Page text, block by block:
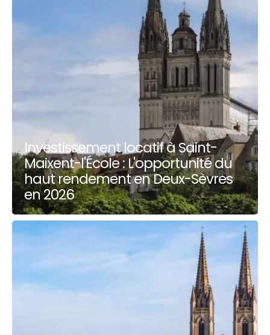
Investissement locatif à Saint-
Maixent-l'École : L'opportunité du
haut rendement en Deux-Sèvres
en 2026